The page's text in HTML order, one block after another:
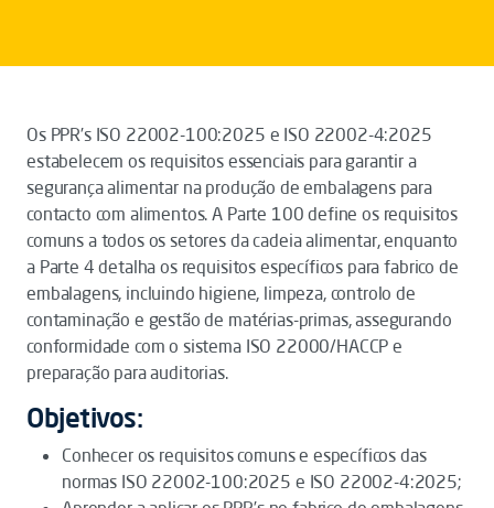
Os PPR’s ISO 22002-100:2025 e ISO 22002-4:2025
estabelecem os requisitos essenciais para garantir a
segurança alimentar na produção de embalagens para
contacto com alimentos. A Parte 100 define os requisitos
comuns a todos os setores da cadeia alimentar, enquanto
a Parte 4 detalha os requisitos específicos para fabrico de
embalagens, incluindo higiene, limpeza, controlo de
contaminação e gestão de matérias-primas, assegurando
conformidade com o sistema ISO 22000/HACCP e
preparação para auditorias.
Objetivos:
Conhecer os requisitos comuns e específicos das
normas ISO 22002-100:2025 e ISO 22002-4:2025;